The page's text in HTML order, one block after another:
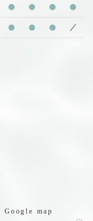
● ● ● ●
● ● ● ／
Google map